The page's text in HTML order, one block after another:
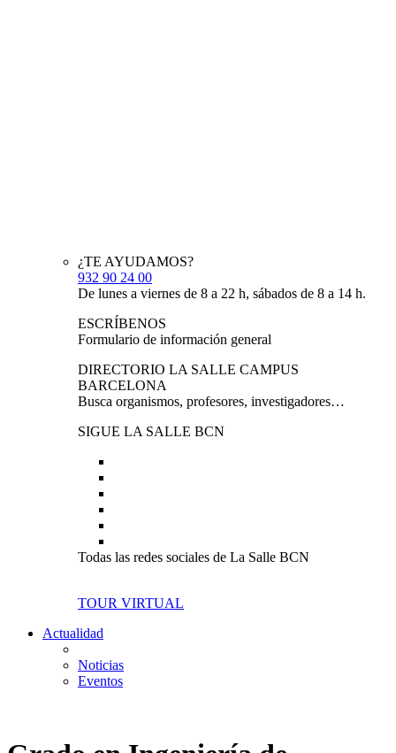
¿TE AYUDAMOS?
932 90 24 00
De lunes a viernes de 8 a 22 h, sábados de 8 a 14 h.
ESCRÍBENOS
Formulario de información general
DIRECTORIO LA SALLE CAMPUS
BARCELONA
Busca organismos, profesores, investigadores…
SIGUE LA SALLE BCN
Todas las redes sociales de La Salle BCN
TOUR VIRTUAL
Actualidad
Noticias
Eventos